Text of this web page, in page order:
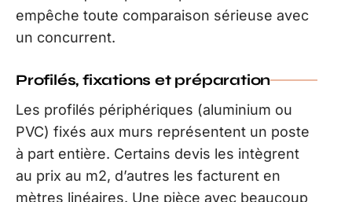
empêche toute comparaison sérieuse avec
un concurrent.
Profilés, fixations et préparation
Les profilés périphériques (aluminium ou
PVC) fixés aux murs représentent un poste
à part entière. Certains devis les intègrent
au prix au m2, d’autres les facturent en
mètres linéaires. Une pièce avec beaucoup